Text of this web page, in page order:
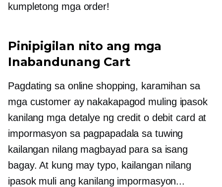
kumpletong mga order!
Pinipigilan nito ang mga
Inabandunang Cart
Pagdating sa online shopping, karamihan sa
mga customer ay nakakapagod muling ipasok
kanilang mga detalye ng credit o debit card at
impormasyon sa pagpapadala sa tuwing
kailangan nilang magbayad para sa isang
bagay. At kung may typo, kailangan nilang
ipasok muli ang kanilang impormasyon...